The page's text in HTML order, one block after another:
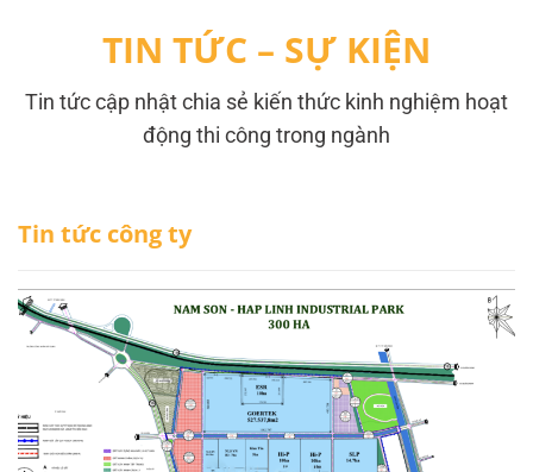
TIN TỨC – SỰ KIỆN
Tin tức cập nhật chia sẻ kiến thức kinh nghiệm hoạt
động thi công trong ngành
Tin tức công ty